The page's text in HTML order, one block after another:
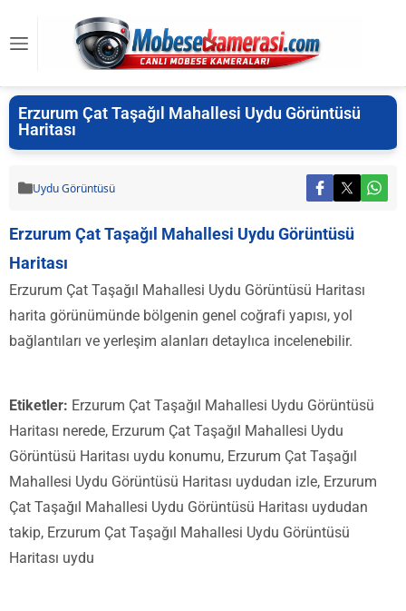
Erzurum Çat Taşağıl Mahallesi Uydu Görüntüsü
Haritası
Uydu Görüntüsü
Erzurum Çat Taşağıl Mahallesi Uydu Görüntüsü
Haritası
Erzurum Çat Taşağıl Mahallesi Uydu Görüntüsü Haritası
harita görünümünde bölgenin genel coğrafi yapısı, yol
bağlantıları ve yerleşim alanları detaylıca incelenebilir.
Etiketler: Erzurum Çat Taşağıl Mahallesi Uydu Görüntüsü
Haritası nerede, Erzurum Çat Taşağıl Mahallesi Uydu
Görüntüsü Haritası uydu konumu, Erzurum Çat Taşağıl
Mahallesi Uydu Görüntüsü Haritası uydudan izle, Erzurum
Çat Taşağıl Mahallesi Uydu Görüntüsü Haritası uydudan
takip, Erzurum Çat Taşağıl Mahallesi Uydu Görüntüsü
Haritası uydu